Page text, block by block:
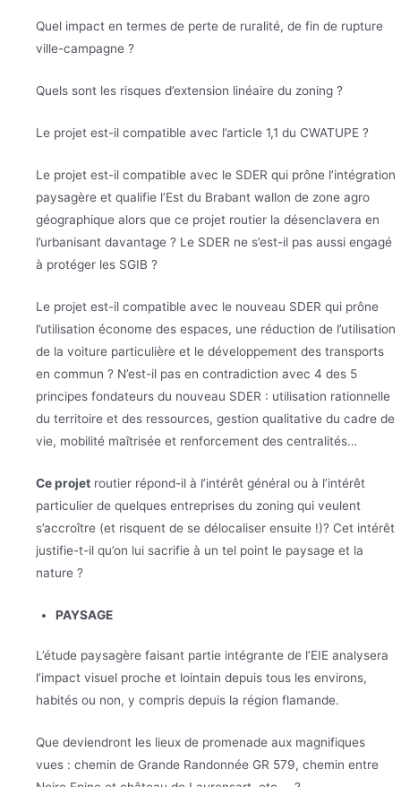
Quel impact en termes de perte de ruralité, de fin de rupture
ville-campagne ?
Quels sont les risques d’extension linéaire du zoning ?
Le projet est-il compatible avec l’article 1,1 du CWATUPE ?
Le projet est-il compatible avec le SDER qui prône l’intégration
paysagère et qualifie l’Est du Brabant wallon de zone agro
géographique alors que ce projet routier la désenclavera en
l’urbanisant davantage ? Le SDER ne s’est-il pas aussi engagé
à protéger les SGIB ?
Le projet est-il compatible avec le nouveau SDER qui prône
l’utilisation économe des espaces, une réduction de l’utilisation
de la voiture particulière et le développement des transports
en commun ? N’est-il pas en contradiction avec 4 des 5
principes fondateurs du nouveau SDER : utilisation rationnelle
du territoire et des ressources, gestion qualitative du cadre de
vie, mobilité maîtrisée et renforcement des centralités…
Ce projet routier répond-il à l’intérêt général ou à l’intérêt
particulier de quelques entreprises du zoning qui veulent
s’accroître (et risquent de se délocaliser ensuite !)? Cet intérêt
justifie-t-il qu’on lui sacrifie à un tel point le paysage et la
nature ?
PAYSAGE
L’étude paysagère faisant partie intégrante de l’EIE analysera
l’impact visuel proche et lointain depuis tous les environs,
habités ou non, y compris depuis la région flamande.
Que deviendront les lieux de promenade aux magnifiques
vues : chemin de Grande Randonnée GR 579, chemin entre